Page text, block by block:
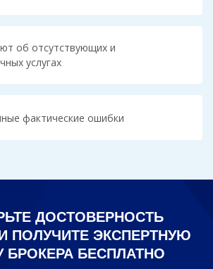
об отсутствующих и
услугах
фактические ошибки
ДОСТОВЕРНОСТЬ
ПОЛУЧИТЕ ЭКСПЕРТНУЮ
БРОКЕРА БЕСПЛАТНО